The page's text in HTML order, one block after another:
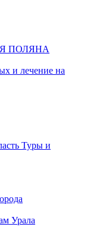
ПОЛЯНА
и лечение на
Туры и
Урала